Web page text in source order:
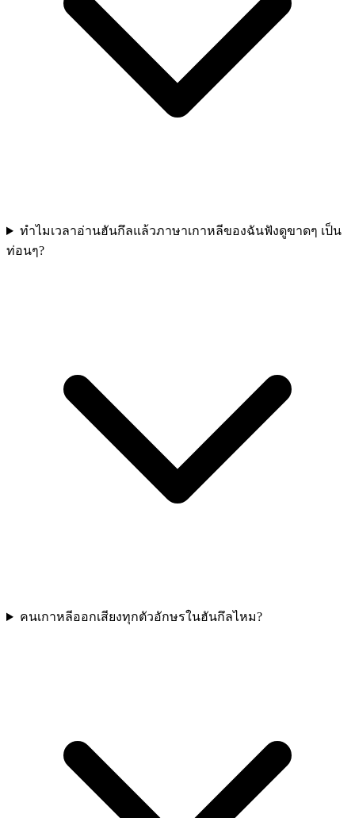
ทำไมเวลาอ่านฮันกึลแล้วภาษาเกาหลีของฉันฟังดูขาดๆ เป็น
ท่อนๆ?
คนเกาหลีออกเสียงทุกตัวอักษรในฮันกึลไหม?